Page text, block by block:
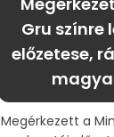
Gru színre
előzetese,
Megérkezett a